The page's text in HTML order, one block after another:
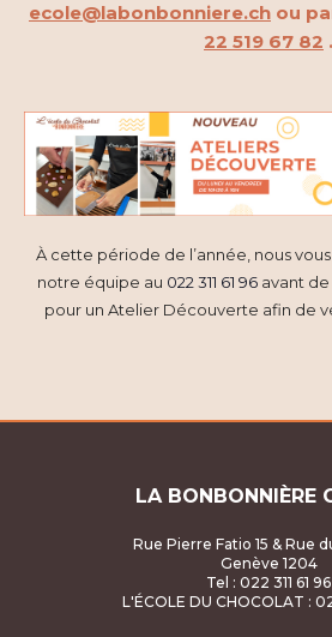
ecole@labonbonniere.ch ou
22 519 67 82 .
À cette période de l’année, nous
notre équipe au 022 311 61 96avant de
pour un Atelier Découverte afin de
LA BONBONNIÈRE
Rue Pierre Fatio 15 & Rue
Genève 1204
Tel : 022 311 61 96
L'ÉCOLE DU CHOCOLAT :